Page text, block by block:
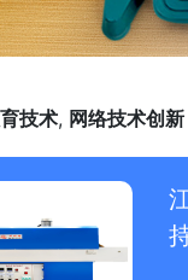
技术, 网络技术创新